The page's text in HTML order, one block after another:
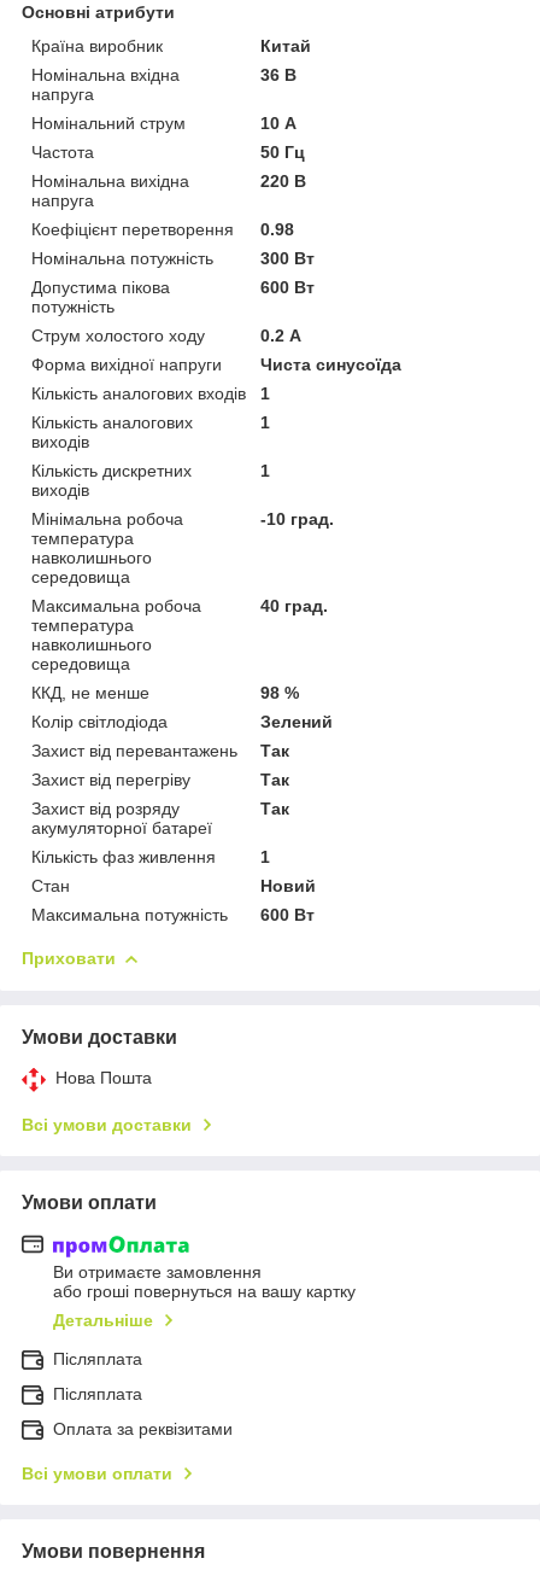
Основні атрибути
Країна виробник
Китай
Номінальна вхідна
напруга
36 В
Номінальний струм
10 А
Частота
50 Гц
Номінальна вихідна
напруга
220 В
Коефіцієнт перетворення
0.98
Номінальна потужність
300 Вт
Допустима пікова
потужність
600 Вт
Струм холостого ходу
0.2 А
Форма вихідної напруги
Чиста синусоїда
Кількість аналогових входів
1
Кількість аналогових
виходів
1
Кількість дискретних
виходів
1
Мінімальна робоча
температура
навколишнього
середовища
-10 град.
Максимальна робоча
температура
навколишнього
середовища
40 град.
ККД, не менше
98 %
Колір світлодіода
Зелений
Захист від перевантажень
Так
Захист від перегріву
Так
Захист від розряду
акумуляторної батареї
Так
Кількість фаз живлення
1
Стан
Новий
Максимальна потужність
600 Вт
Приховати
Умови доставки
Нова Пошта
Всі умови доставки
Умови оплати
Ви отримаєте замовлення
або гроші повернуться на вашу картку
Детальніше
Післяплата
Пiсляплата
Оплата за реквізитами
Всі умови оплати
Умови повернення